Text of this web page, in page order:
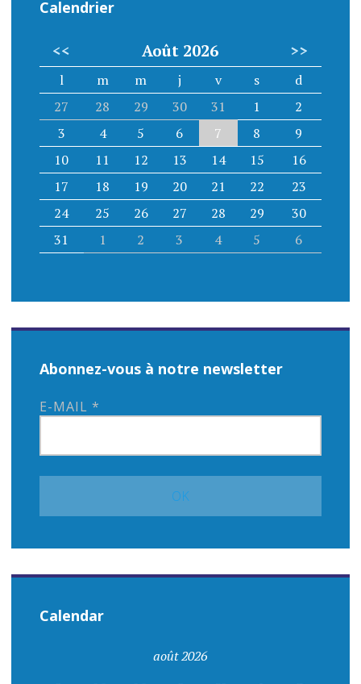
Calendrier
<< Août 2026 >>
l m m j v s
d
27
28 29 30 31 1
2
3
4 5 6 7 8
9
10
11 12 13 14 15
16
17
18 19 20 21 22
23
24
25 26 27 28 29
30
31
1 2 3 4 5 6
Abonnez-vous à notre newsletter
E-MAIL *
Calendar
août 2026